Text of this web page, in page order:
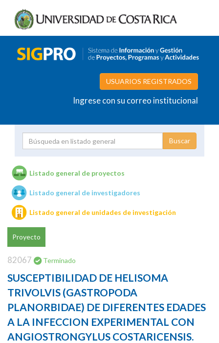
USUARIOS REGISTRADOS
Ingrese con su correo institucional
Unidades de investigación
Listado general de proyectos
Listado general de investigadores
Listado general de unidades de investigación
Proyecto
82067 Terminado
SUSCEPTIBILIDAD DE HELISOMA
TRIVOLVIS (GASTROPODA
PLANORBIDAE) DE DIFERENTES EDADES
A LA INFECCION EXPERIMENTAL CON
ANGIOSTRONGYLUS COSTARICENSIS.